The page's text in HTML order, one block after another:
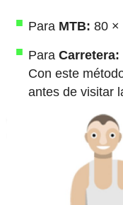
Para MTB: 80 ×
Para Carretera:
Con este
antes de visitar